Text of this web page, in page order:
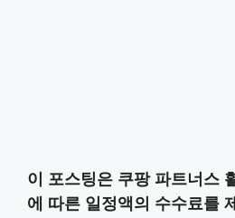
이 포스팅은 쿠팡 파트너스
에 따른 일정액의 수수료를